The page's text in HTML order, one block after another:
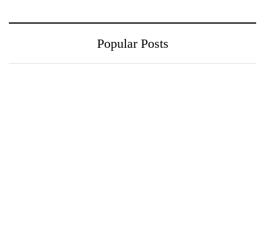
Popular Posts